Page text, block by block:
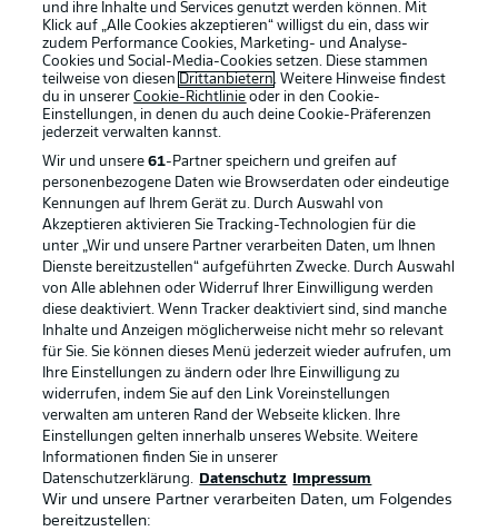
Rechtliche Hinweise Voreinstellungen verwalten
Datenschutz Nutzungsbedingungen
Broadcaster Kontakt
Jobs Impressum
Partner Spieler
Liveticker
und ihre Inhalte und Services genutzt werden können. Mit
Klick auf „Alle Cookies akzeptieren“ willigst du ein, dass wir
zudem Performance Cookies, Marketing- und Analyse-
Cookies und Social-Media-Cookies setzen. Diese stammen
teilweise von diesen Drittanbietern. Weitere Hinweise findest
du in unsererCookie-Richtlinie oder in den Cookie-
Einstellungen, in denen du auch deine Cookie-Präferenzen
jederzeit verwalten kannst.
Wir und unsere61-Partner speichern und greifen auf
personenbezogene Daten wie Browserdaten oder eindeutige
Kennungen auf Ihrem Gerät zu. Durch Auswahl von
Akzeptieren aktivieren Sie Tracking-Technologien für die
unter „Wir und unsere Partner verarbeiten Daten, um Ihnen
Dienste bereitzustellen“ aufgeführten Zwecke. Durch Auswahl
von Alle ablehnen oder Widerruf Ihrer Einwilligung werden
diese deaktiviert. Wenn Tracker deaktiviert sind, sind manche
Inhalte und Anzeigen möglicherweise nicht mehr so relevant
für Sie. Sie können dieses Menü jederzeit wieder aufrufen, um
Ihre Einstellungen zu ändern oder Ihre Einwilligung zu
widerrufen, indem Sie auf den Link Voreinstellungen
verwalten am unteren Rand der Webseite klicken. Ihre
Einstellungen gelten innerhalb unseres Website. Weitere
Informationen finden Sie in unserer
Datenschutzerklärung.
Datenschutz Impressum
Wir und unsere Partner verarbeiten Daten, um Folgendes
bereitzustellen: